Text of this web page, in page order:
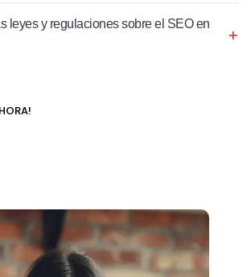
leyes y regulaciones sobre el SEO en